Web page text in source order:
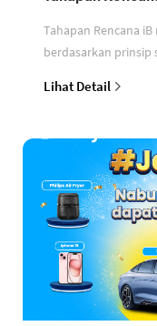
Tahapan Rencana
berdasarkan
Lihat Detail